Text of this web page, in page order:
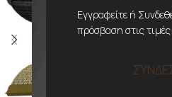
Εγγραφείτε ή
πρόσβαση στις